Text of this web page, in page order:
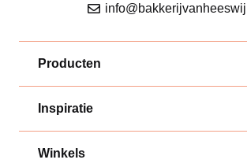
Producten
Inspiratie
Winkels